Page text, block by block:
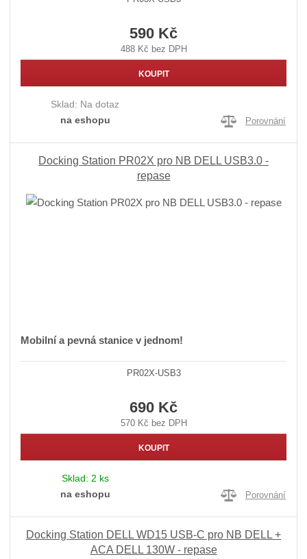
590 Kč
488 Kč bez DPH
KOUPIT
Sklad: Na dotaz
na eshopu
Porovnání
Docking Station PR02X pro NB DELL USB3.0 -
repase
Mobilní a pevná stanice v jednom!
PR02X-USB3
690 Kč
570 Kč bez DPH
KOUPIT
Sklad: 2 ks
na eshopu
Porovnání
Docking Station DELL WD15 USB-C pro NB DELL +
ACA DELL 130W - repase